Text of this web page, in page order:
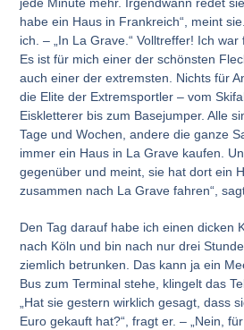
jede Minute mehr. Irgendwann redet
habe ein Haus in Frankreich“, meint
ich. – „In La Grave.“ Volltreffer! Ich
Es ist für mich einer der schönsten
auch einer der extremsten. Nichts für
die Elite der Extremsportler – vom
Eiskletterer bis zum Basejumper. Alle
Tage und Wochen, andere die ganze
immer ein Haus in La Grave kaufen.
gegenüber und meint, sie hat dort ein
zusammen nach La Grave fahren“,
Den Tag darauf habe ich einen dicken
nach Köln und bin nach nur drei
ziemlich betrunken. Das kann ja ein
Bus zum Terminal stehe, klingelt das
„Hat sie gestern wirklich gesagt, dass
Euro gekauft hat?“, fragt er. – „Nein,